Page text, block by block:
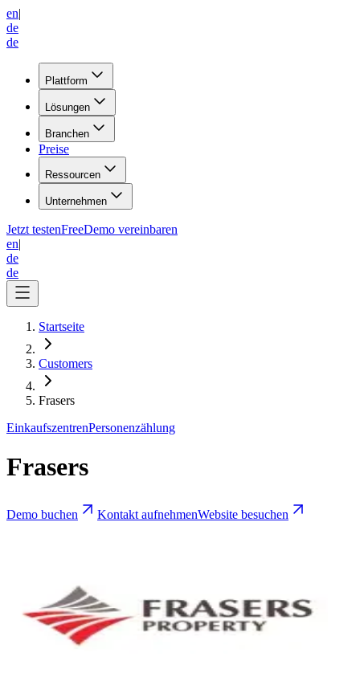
en|
de
de
Plattform
Lösungen
Branchen
Preise
Ressourcen
Unternehmen
Jetzt testenFreeDemo vereinbaren
en|
de
de
Startseite
Customers
Frasers
EinkaufszentrenPersonenzählung
Frasers
Demo buchen Kontakt aufnehmenWebsite besuchen